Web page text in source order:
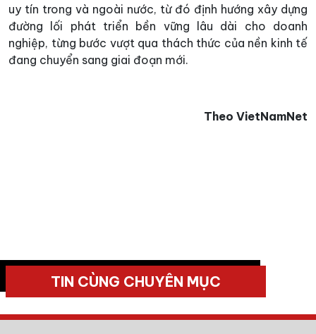
uy tín trong và ngoài nước, từ đó định hướng xây dựng
đường lối phát triển bền vững lâu dài cho doanh
nghiệp, từng bước vượt qua thách thức của nền kinh tế
đang chuyển sang giai đoạn mới.
Theo VietNamNet